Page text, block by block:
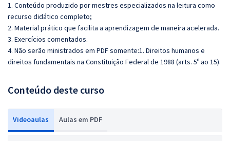
1. Conteúdo produzido por mestres especializados na leitura como
recurso didático completo;
2. Material prático que facilita a aprendizagem de maneira acelerada.
3. Exercícios comentados.
4. Não serão ministrados em PDF somente:1. Direitos humanos e
direitos fundamentais na Constituição Federal de 1988 (arts. 5º ao 15).
Conteúdo deste curso
Videoaulas Aulas em PDF